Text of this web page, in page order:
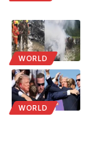
WORLD
WORLD